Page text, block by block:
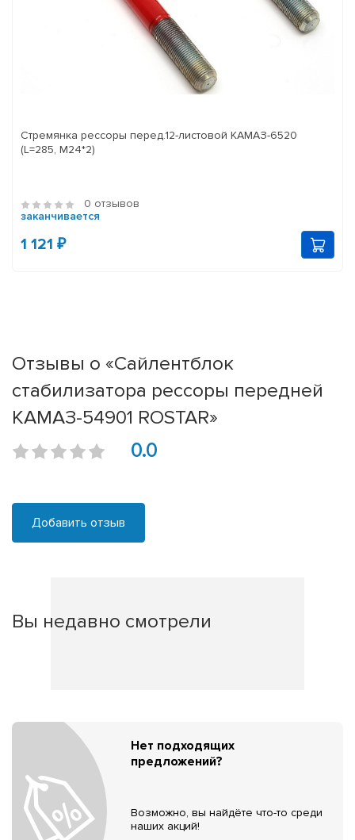
Стремянка рессоры перед.12-листовой КАМАЗ-6520
(L=285, М24*2)
0 отзывов
заканчивается
1 121 ₽
Отзывы о «Сайлентблок
стабилизатора рессоры передней
КАМАЗ-54901 ROSTAR»
0.0
Добавить отзыв
Вы недавно смотрели
Нет подходящих
предложений?
Возможно, вы найдёте что-то среди
наших акций!